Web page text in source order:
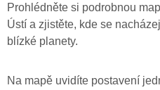
Prohlédněte si podrobnou
Ústí a zjistěte, kde se
blízké planety.
Na mapě uvidíte postavení